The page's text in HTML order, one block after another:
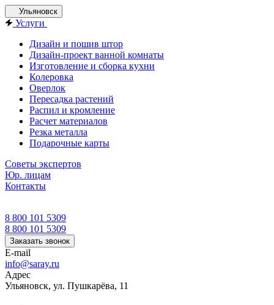
Ульяновск
Услуги
Дизайн и пошив штор
Дизайн-проект ванной комнаты
Изготовление и сборка кухни
Колеровка
Оверлок
Пересадка растений
Распил и кромление
Расчет материалов
Резка металла
Подарочные карты
Советы экспертов
Юр. лицам
Контакты
8 800 101 5309
8 800 101 5309
Заказать звонок
E-mail
info@saray.ru
Адрес
Ульяновск, ул. Пушкарёва, 11